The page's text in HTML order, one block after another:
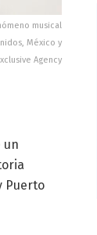
musical
México y
Agency
un
Puerto